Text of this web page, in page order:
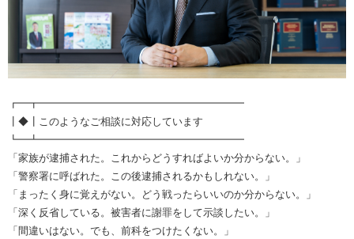
┏━┳━━━━━━━━━━━━━━━━━━━━
┃◆┃このようなご相談に対応しています
┗━┻━━━━━━━━━━━━━━━━━━━━
「家族が逮捕された。これからどうすればよいか分からない。」
「警察署に呼ばれた。この後逮捕されるかもしれない。」
「まったく身に覚えがない。どう戦ったらいいのか分からない。」
「深く反省している。被害者に謝罪をして示談したい。」
「間違いはない。でも、前科をつけたくない。」